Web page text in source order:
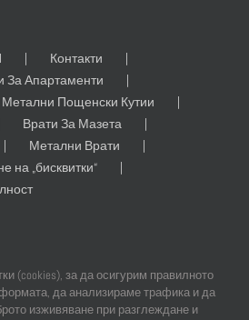
Контакти
За Апартаменти
Метални Пощенски Кутии
Врати За Мазета
Метални Врати
на „бисквитки“
(cookies), за да осигурим правилното
да анализираме трафика и да
изживяване при разглеждане и